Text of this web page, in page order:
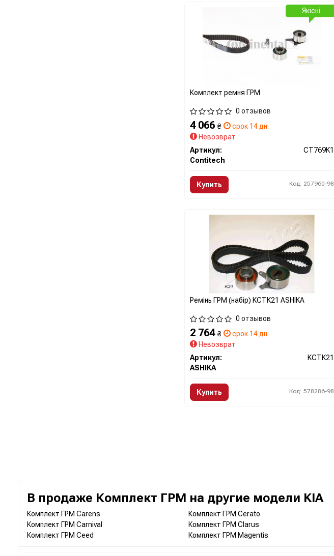
Комплект ремня ГРМ
0 отзывов
4 066 ₴
срок 14 дн.
Невозврат
Артикул:
CT769K1
Contitech
Купить Код: 257960-98
Якісні
Ремінь ГРМ (набір) KCTK21 ASHIKA
0 отзывов
2 764 ₴
срок 14 дн.
Невозврат
Артикул:
KCTK21
ASHIKA
Купить Код: 578286-98
В продаже Комплект ГРМ на другие модели KIA
Комплект ГРМ Carens
Комплект ГРМ Carnival
Комплект ГРМ Ceed
Комплект ГРМ Cerato
Комплект ГРМ Clarus
Комплект ГРМ Magentis